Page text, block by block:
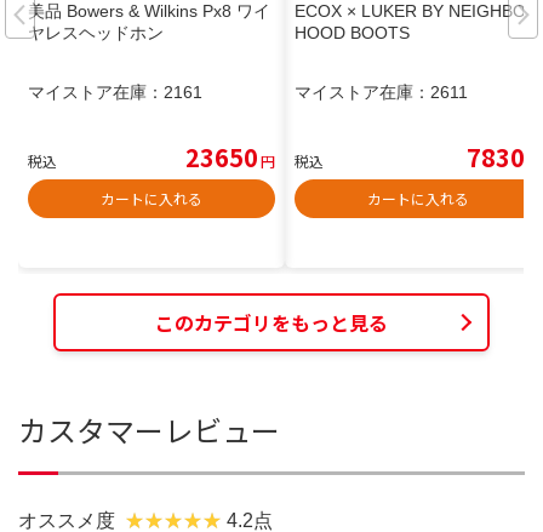
美品 Bowers & Wilkins Px8 ワイ
ヤレスヘッドホン
マイストア在庫： 2161
税込 23650円
カートに入れる
ECOX × LUKER BY NEIGHBOR
HOOD BOOTS
マイストア在庫： 2611
税込 7830
カートに入れる
このカテゴリをもっと見る
カスタマーレビュー
オススメ度 4.2点